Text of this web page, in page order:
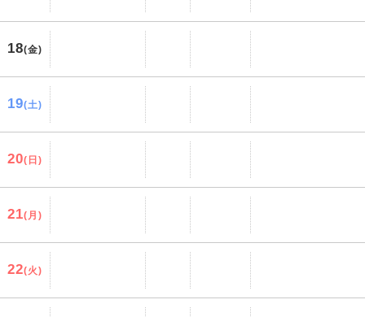
18(金)
19(土)
20(日)
21(月)
22(火)